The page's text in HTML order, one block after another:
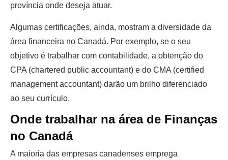
província onde deseja atuar.
Algumas certificações, ainda, mostram a diversidade da
área financeira no Canadá. Por exemplo, se o seu
objetivo é trabalhar com contabilidade, a obtenção do
CPA (chartered public accountant) e do CMA (certified
management accountant) darão um brilho diferenciado
ao seu currículo.
Onde trabalhar na área de Finanças
no Canadá
A maioria das empresas canadenses emprega